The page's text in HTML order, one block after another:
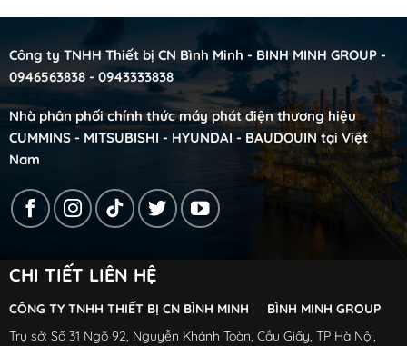
Công ty TNHH Thiết bị CN Bình Minh - BINH MINH GROUP -
0946563838 - 0943333838
Nhà phân phối chính thức máy phát điện thương hiệu
CUMMINS - MITSUBISHI - HYUNDAI - BAUDOUIN tại Việt
Nam
CHI TIẾT LIÊN HỆ
CÔNG TY TNHH THIẾT BỊ CN BÌNH MINH BÌNH MINH GROUP
Trụ sở: Số 31 Ngõ 92, Nguyễn Khánh Toàn, Cầu Giấy, TP Hà Nội,